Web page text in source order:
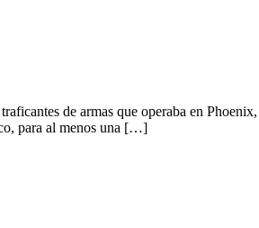
de armas que operaba en
para al menos una […]